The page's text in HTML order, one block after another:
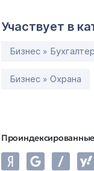
Участвует в
Бизнес »
Бизнес » Охрана